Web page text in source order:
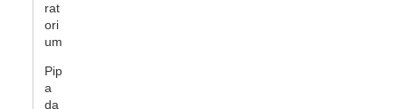
rat
ori
um
Pip
a
da